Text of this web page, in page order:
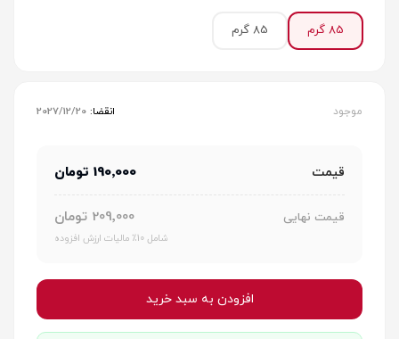
85 گرم 85 گرم
موجود انقضا: 2027/12/20
قیمت 190٬000 تومان
قیمت نهایی 209٬000 تومان
شامل 10٪ مالیات ارزش افزوده
افزودن به سبد خرید